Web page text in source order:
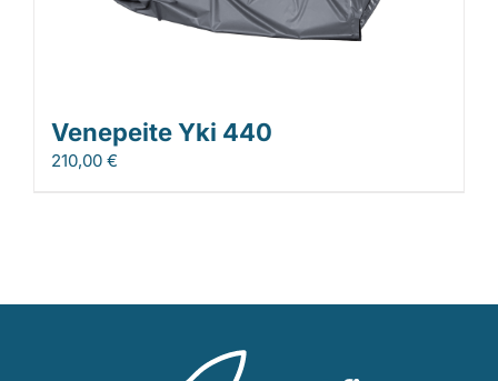
Venepeite Yki 440
210,00 €